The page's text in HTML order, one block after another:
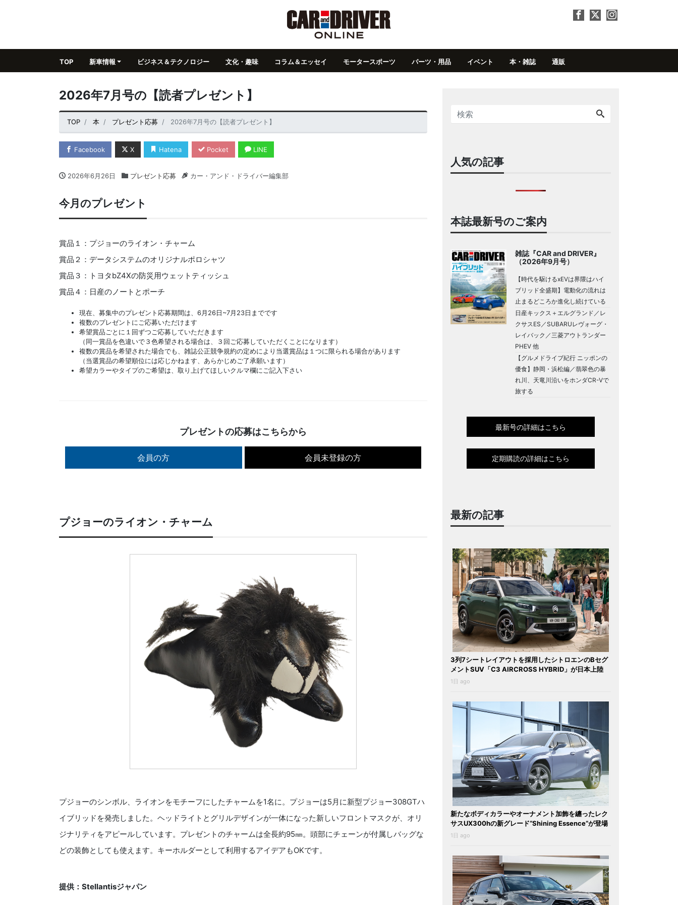
TOP 新車情報 ビジネス＆テクノロジー 文化・趣味 コラム＆エッセイ モータースポーツ パーツ・用品 イベント 本・雑誌 通販
2026年7月号の【読者プレゼント】
TOP 本 プレゼント応募 2026年7月号の【読者プレゼント】
Facebook X Hatena Pocket LINE
2026年6月26日 プレゼント応募 カー・アンド・ドライバー編集部
今月のプレゼント
賞品１：プジョーのライオン・チャーム
賞品２：データシステムのオリジナルポロシャツ
賞品３：トヨタbZ4Xの防災用ウェットティッシュ
賞品４：日産のノートとポーチ
現在、募集中のプレゼント応募期間は、6月26日~7月23日までです
複数のプレゼントにご応募いただけます
希望賞品ごとに１回ずつご応募していただきます
（同一賞品を色違いで３色希望される場合は、３回ご応募していただくことになります）
複数の賞品を希望された場合でも、雑誌公正競争規約の定めにより当選賞品は１つに限られる場合があります
（当選賞品の希望順位には応じかねます、あらかじめご了承願います）
希望カラーやタイプのご希望は、取り上げてほしいクルマ欄にご記入下さい
プレゼントの応募はこちらから
会員の方 会員未登録の方
プジョーのライオン・チャーム
プジョーのシンボル、ライオンをモチーフにしたチャームを1名に。プジョーは5月に新型プジョー308GTハ
イブリッドを発売しました。ヘッドライトとグリルデザインが一体になった新しいフロントマスクが、オリ
ジナリティをアピールしています。プレゼントのチャームは全長約95㎜。頭部にチェーンが付属しバッグな
どの装飾としても使えます。キーホルダーとして利用するアイデアもOKです。
提供：Stellantisジャパン
人気の記事
本誌最新号のご案内
雑誌『CAR and DRIVER』
（2026年9月号）
【時代を駆けるxEVは界隈はハイ
ブリッド全盛期】電動化の流れは
止まるどころか進化し続けている
日産キックス＋エルグランド／レ
クサスES／SUBARUレヴォーグ・
レイバック／三菱アウトランダー
PHEV 他
【グルメドライブ紀行 ニッポンの
優食】静岡・浜松編／翡翠色の暴
れ川、天竜川沿いをホンダCR-Vで
旅する
最新号の詳細はこちら
定期購読の詳細はこちら
最新の記事
3列7シートレイアウトを採用したシトロエンのBセグ
メントSUV「C3 AIRCROSS HYBRID」が日本上陸
1日 ago
新たなボディカラーやオーナメント加飾を纏ったレク
サスUX300hの新グレード“Shining Essence”が登場
1日 ago